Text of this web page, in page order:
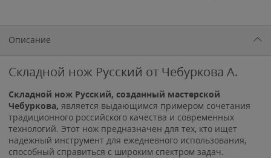
Описание
Складной нож Русский от Чебуркова А.
Складной нож Русский, созданный мастерской
Чебуркова, является выдающимся примером сочетания
традиционного российского качества и современных
технологий. Этот нож предназначен для тех, кто ищет
надежный инструмент для ежедневного использования,
способный справиться с широким спектром задач.